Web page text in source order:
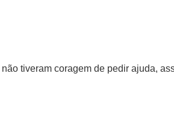
tiveram coragem de pedir ajuda,